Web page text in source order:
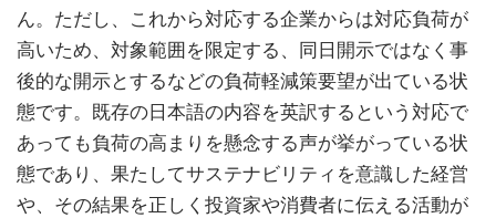
ん。ただし、これから対応する企業からは対応負荷が
高いため、対象範囲を限定する、同日開示ではなく事
後的な開示とするなどの負荷軽減策要望が出ている状
態です。既存の日本語の内容を英訳するという対応で
あっても負荷の高まりを懸念する声が挙がっている状
態であり、果たしてサステナビリティを意識した経営
や、その結果を正しく投資家や消費者に伝える活動が